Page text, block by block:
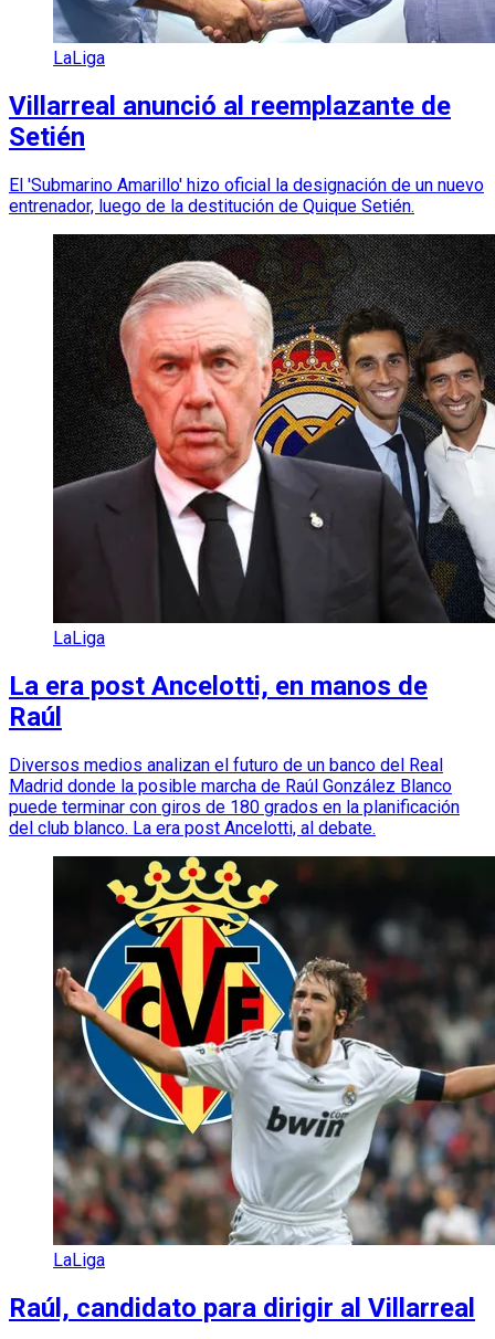
LaLiga
Villarreal anunció al reemplazante de
Setién
El 'Submarino Amarillo' hizo oficial la designación de un nuevo
entrenador, luego de la destitución de Quique Setién.
LaLiga
La era post Ancelotti, en manos de
Raúl
Diversos medios analizan el futuro de un banco del Real
Madrid donde la posible marcha de Raúl González Blanco
puede terminar con giros de 180 grados en la planificación
del club blanco. La era post Ancelotti, al debate.
LaLiga
Raúl, candidato para dirigir al Villarreal